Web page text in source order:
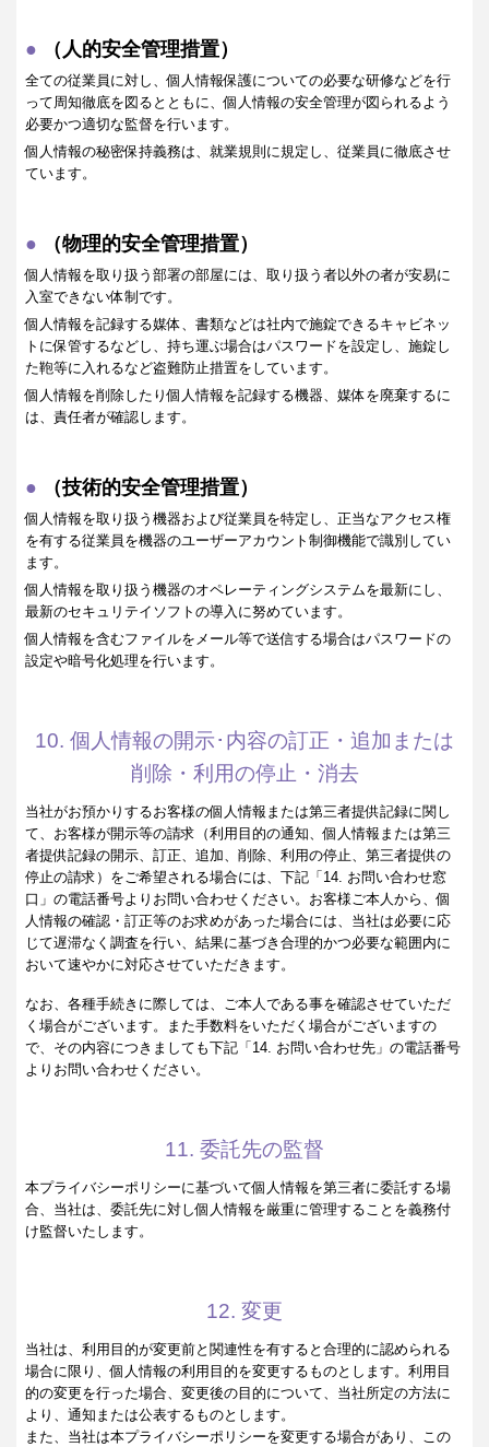
（人的安全管理措置）
全ての従業員に対し、個人情報保護についての必要な研修などを行
って周知徹底を図るとともに、個人情報の安全管理が図られるよう
必要かつ適切な監督を行います。
個人情報の秘密保持義務は、就業規則に規定し、従業員に徹底させ
ています。
（物理的安全管理措置）
個人情報を取り扱う部署の部屋には、取り扱う者以外の者が安易に
入室できない体制です。
個人情報を記録する媒体、書類などは社内で施錠できるキャビネッ
トに保管するなどし、持ち運ぶ場合はパスワードを設定し、施錠し
た鞄等に入れるなど盗難防止措置をしています。
個人情報を削除したり個人情報を記録する機器、媒体を廃棄するに
は、責任者が確認します。
（技術的安全管理措置）
個人情報を取り扱う機器および従業員を特定し、正当なアクセス権
を有する従業員を機器のユーザーアカウント制御機能で識別してい
ます。
個人情報を取り扱う機器のオペレーティングシステムを最新にし、
最新のセキュリテイソフトの導入に努めています。
個人情報を含むファイルをメール等で送信する場合はパスワードの
設定や暗号化処理を行います。
10. 個人情報の開示･内容の訂正・追加または
削除・利用の停止・消去
当社がお預かりするお客様の個人情報または第三者提供記録に関し
て、お客様が開示等の請求（利用目的の通知、個人情報または第三
者提供記録の開示、訂正、追加、削除、利用の停止、第三者提供の
停止の請求）をご希望される場合には、下記「14. お問い合わせ窓
口」の電話番号よりお問い合わせください。お客様ご本人から、個
人情報の確認・訂正等のお求めがあった場合には、当社は必要に応
じて遅滞なく調査を行い、結果に基づき合理的かつ必要な範囲内に
おいて速やかに対応させていただきます。
なお、各種手続きに際しては、ご本人である事を確認させていただ
く場合がございます。また手数料をいただく場合がございますの
で、その内容につきましても下記「14. お問い合わせ先」の電話番号
よりお問い合わせください。
11. 委託先の監督
本プライバシーポリシーに基づいて個人情報を第三者に委託する場
合、当社は、委託先に対し個人情報を厳重に管理することを義務付
け監督いたします。
12. 変更
当社は、利用目的が変更前と関連性を有すると合理的に認められる
場合に限り、個人情報の利用目的を変更するものとします。利用目
的の変更を行った場合、変更後の目的について、当社所定の方法に
より、通知または公表するものとします。
また、当社は本プライバシーポリシーを変更する場合があり、この